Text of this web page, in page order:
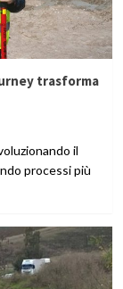
trasforma
il
processi più